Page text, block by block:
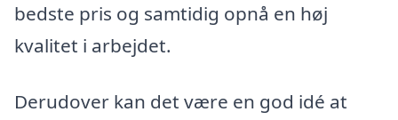
bedste pris og samtidig opnå en høj
kvalitet i arbejdet.
Derudover kan det være en god idé at